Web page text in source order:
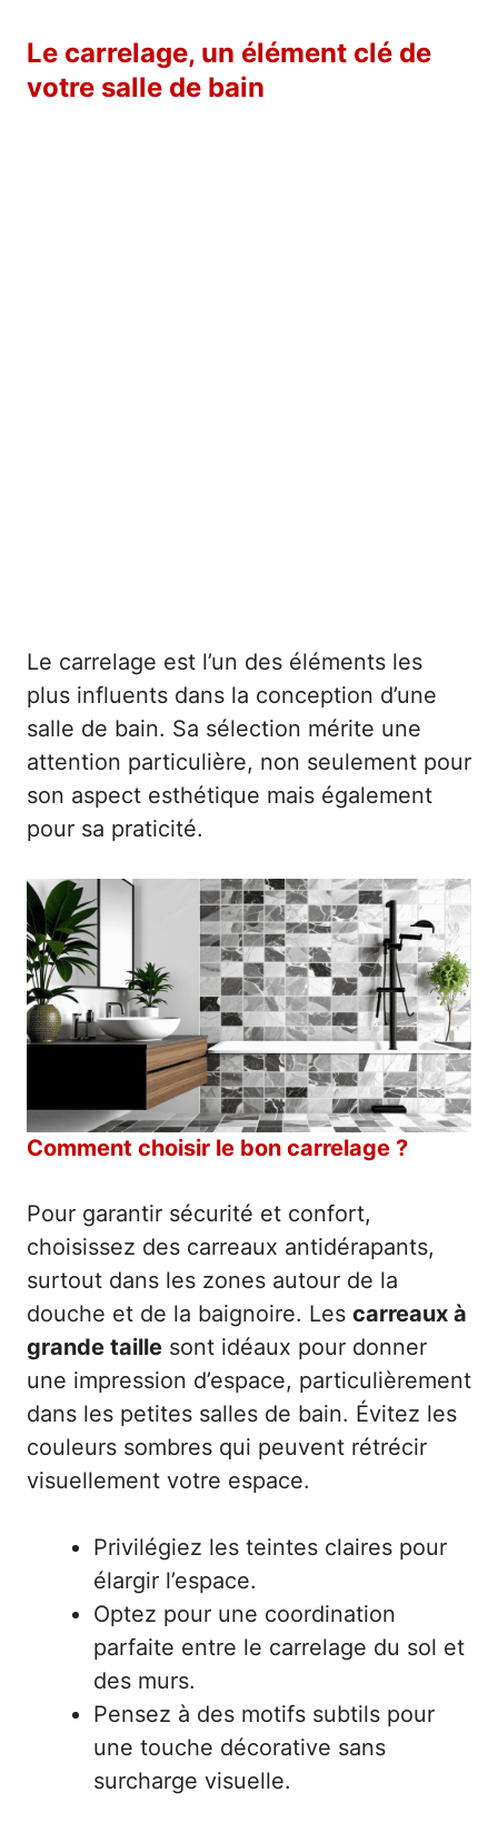
Le carrelage, un élément clé de
votre salle de bain
Le carrelage est l’un des éléments les
plus influents dans la conception d’une
salle de bain. Sa sélection mérite une
attention particulière, non seulement pour
son aspect esthétique mais également
pour sa praticité.
Comment choisir le bon carrelage ?
Pour garantir sécurité et confort,
choisissez des carreaux antidérapants,
surtout dans les zones autour de la
douche et de la baignoire. Les carreaux à
grande taille sont idéaux pour donner
une impression d’espace, particulièrement
dans les petites salles de bain. Évitez les
couleurs sombres qui peuvent rétrécir
visuellement votre espace.
Privilégiez les teintes claires pour
élargir l’espace.
Optez pour une coordination
parfaite entre le carrelage du sol et
des murs.
Pensez à des motifs subtils pour
une touche décorative sans
surcharge visuelle.